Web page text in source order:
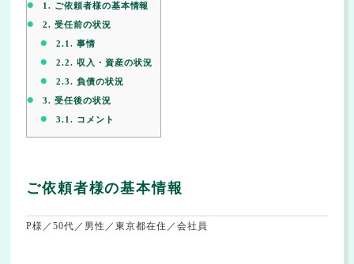
1. ご依頼者様の基本情報
2. 受任前の状況
2.1. 事情
2.2. 収入・資産の状況
2.3. 負債の状況
3. 受任後の状況
3.1. コメント
ご依頼者様の基本情報
P様／50代／男性／東京都在住／会社員